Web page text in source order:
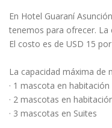
En Hotel Guaraní
tenemos para ofrecer. La
El costo es de USD 15
La capacidad máxima de
· 1 mascota en
· 2 mascotas en
· 3 mascotas en Suites